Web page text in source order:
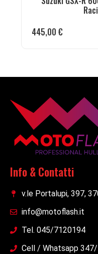
445,00 €
Info & Contatti
v.le Portalupi, 397,
info@motoflash.it
Tel. 045/7120194
Cell / Whatsapp